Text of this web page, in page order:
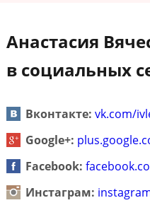
Анастасия
в социальных
Вконтакте: vk.com/
Google+:
Facebook:
Инстаграм: